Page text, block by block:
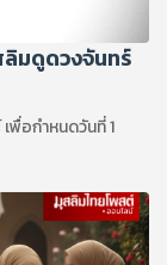
มดูดวงจันทร์
พื่อกำหนดวันที่ 1